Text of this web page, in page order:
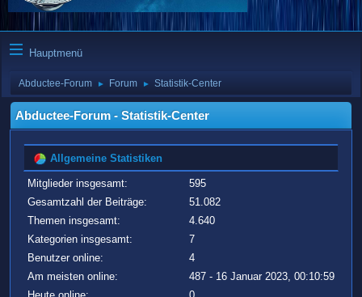
Hauptmenü
Abductee-Forum ► Forum ► Statistik-Center
Abductee-Forum - Statistik-Center
Allgemeine Statistiken
Mitglieder insgesamt:
595
Gesamtzahl der Beiträge:
51.082
Themen insgesamt:
4.640
Kategorien insgesamt:
7
Benutzer online:
4
Am meisten online:
487 - 16 Januar 2023, 00:10:59